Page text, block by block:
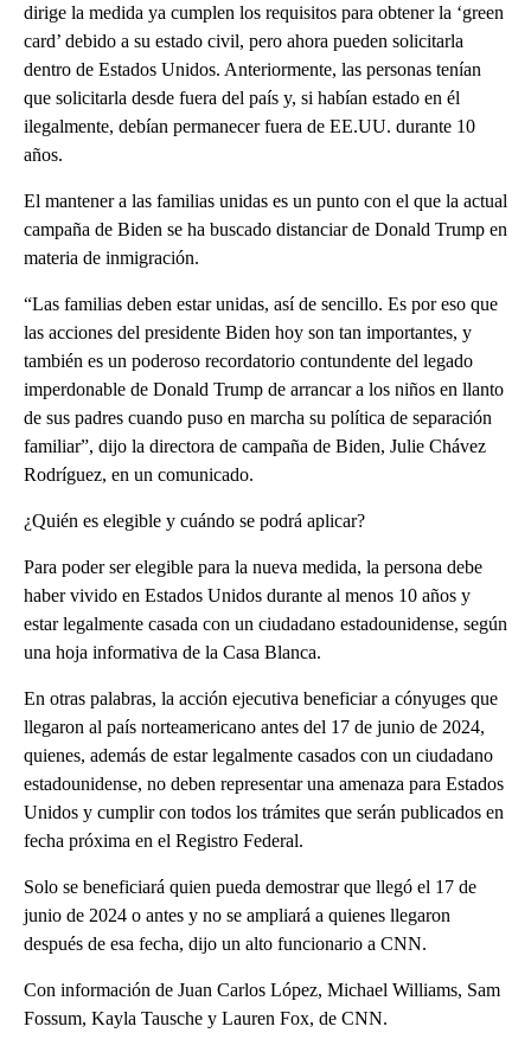
dirige la medida ya cumplen los requisitos para obtener la ‘green
card’ debido a su estado civil, pero ahora pueden solicitarla
dentro de Estados Unidos. Anteriormente, las personas tenían
que solicitarla desde fuera del país y, si habían estado en él
ilegalmente, debían permanecer fuera de EE.UU. durante 10
años.
El mantener a las familias unidas es un punto con el que la actual
campaña de Biden se ha buscado distanciar de Donald Trump en
materia de inmigración.
“Las familias deben estar unidas, así de sencillo. Es por eso que
las acciones del presidente Biden hoy son tan importantes, y
también es un poderoso recordatorio contundente del legado
imperdonable de Donald Trump de arrancar a los niños en llanto
de sus padres cuando puso en marcha su política de separación
familiar”, dijo la directora de campaña de Biden, Julie Chávez
Rodríguez, en un comunicado.
¿Quién es elegible y cuándo se podrá aplicar?
Para poder ser elegible para la nueva medida, la persona debe
haber vivido en Estados Unidos durante al menos 10 años y
estar legalmente casada con un ciudadano estadounidense, según
una hoja informativa de la Casa Blanca.
En otras palabras, la acción ejecutiva beneficiar a cónyuges que
llegaron al país norteamericano antes del 17 de junio de 2024,
quienes, además de estar legalmente casados con un ciudadano
estadounidense, no deben representar una amenaza para Estados
Unidos y cumplir con todos los trámites que serán publicados en
fecha próxima en el Registro Federal.
Solo se beneficiará quien pueda demostrar que llegó el 17 de
junio de 2024 o antes y no se ampliará a quienes llegaron
después de esa fecha, dijo un alto funcionario a CNN.
Con información de Juan Carlos López, Michael Williams, Sam
Fossum, Kayla Tausche y Lauren Fox, de CNN.